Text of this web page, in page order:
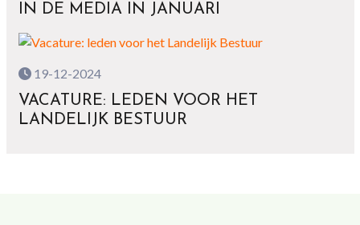
IN DE MEDIA IN JANUARI
19-12-2024
VACATURE: LEDEN VOOR HET
LANDELIJK BESTUUR